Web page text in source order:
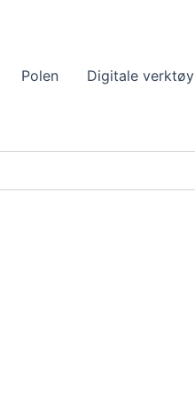
Polen Digitale verktøy